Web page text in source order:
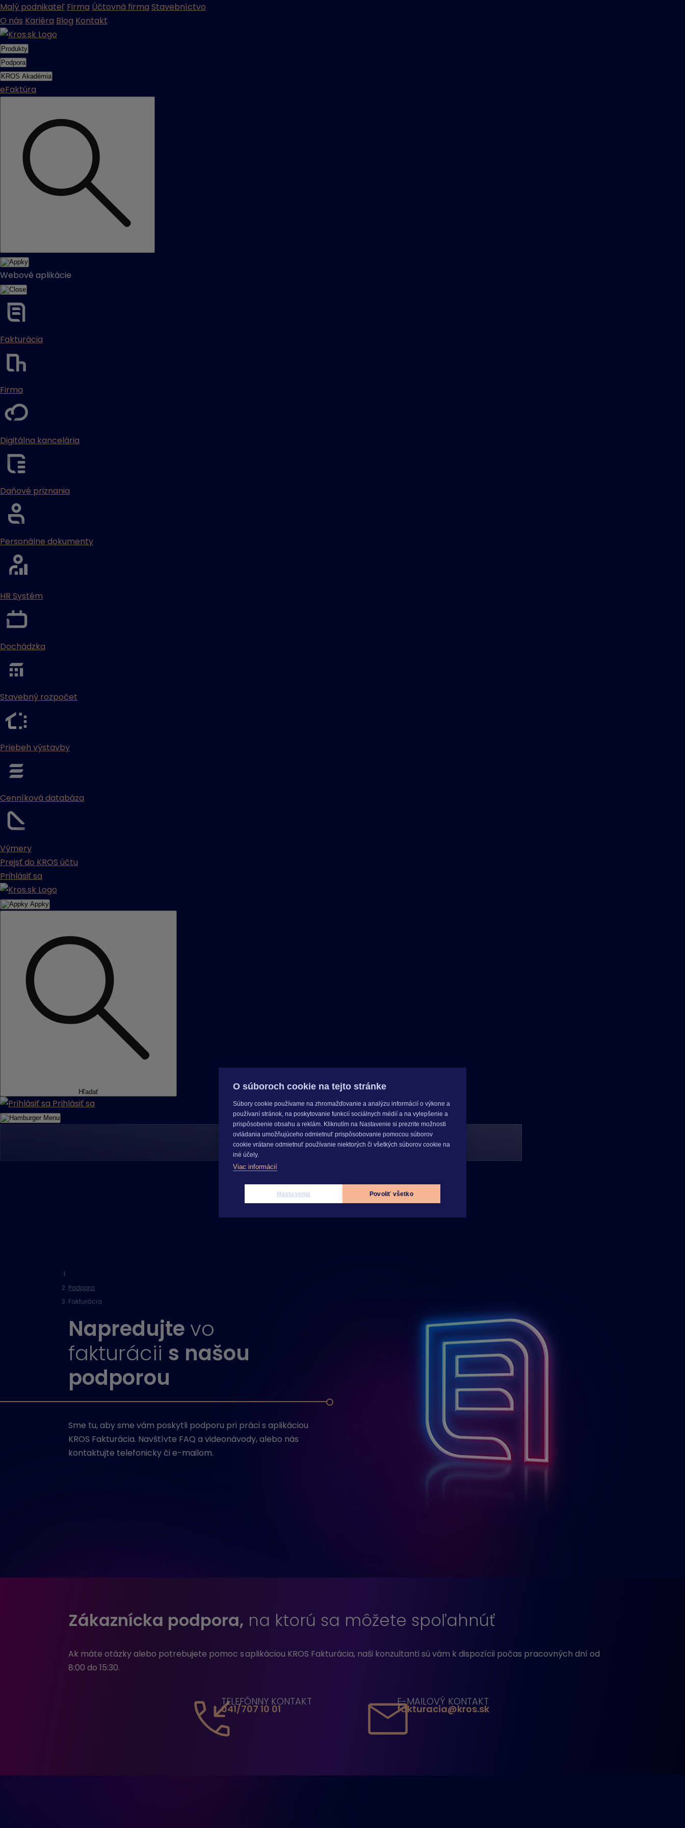
Malý podnikateľ Firma Účtovná firma Stavebníctvo
O nás Kariéra Blog Kontakt
Produkty
Podpora
KROS Akadémia
eFaktúra
Webové aplikácie
Fakturácia
Firma
Digitálna kancelária
Daňové priznania
Personálne dokumenty
HR Systém
Dochádzka
Stavebný rozpočet
Priebeh výstavby
Cenníková databáza
Výmery
Prejsť do KROS účtu
Prihlásiť sa
Appky
Hľadať
Prihlásiť sa
Menu
Podpora
Fakturácia
Napredujtevo
fakturácii s našou
podporou
Sme tu, aby sme vám poskytli podporu pri práci s aplikáciou
KROS Fakturácia. Navštívte FAQ a videonávody, alebo nás
kontaktujte telefonicky či e-mailom.
Zákaznícka podpora, na ktorú sa môžete spoľahnúť
Ak máte otázky alebo potrebujete pomoc s aplikáciou KROS Fakturácia, naši konzultanti sú vám k dispozícii počas pracovných dní od
8:00 do 15:30.​
TELEFÓNNY KONTAKT
041/707 10 01
E-MAILOVÝ KONTAKT
fakturacia@kros.sk
O súboroch cookie na tejto stránke
Súbory cookie používame na zhromažďovanie a analýzu informácií o výkone a
používaní stránok, na poskytovanie funkcií sociálnych médií a na vylepšenie a
prispôsobenie obsahu a reklám. Kliknutím na Nastavenie si prezrite možnosti
ovládania umožňujúceho odmietnuť prispôsobovanie pomocou súborov
cookie vrátane odmietnuť používanie niektorých či všetkých súborov cookie na
iné účely.
Viac informácií
Nastavenia Povoliť všetko